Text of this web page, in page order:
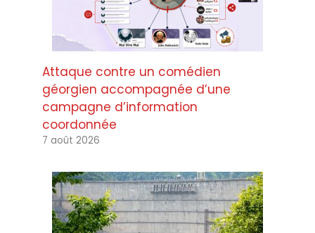
Attaque contre un comédien
géorgien accompagnée d’une
campagne d’information
coordonnée
7 août 2026